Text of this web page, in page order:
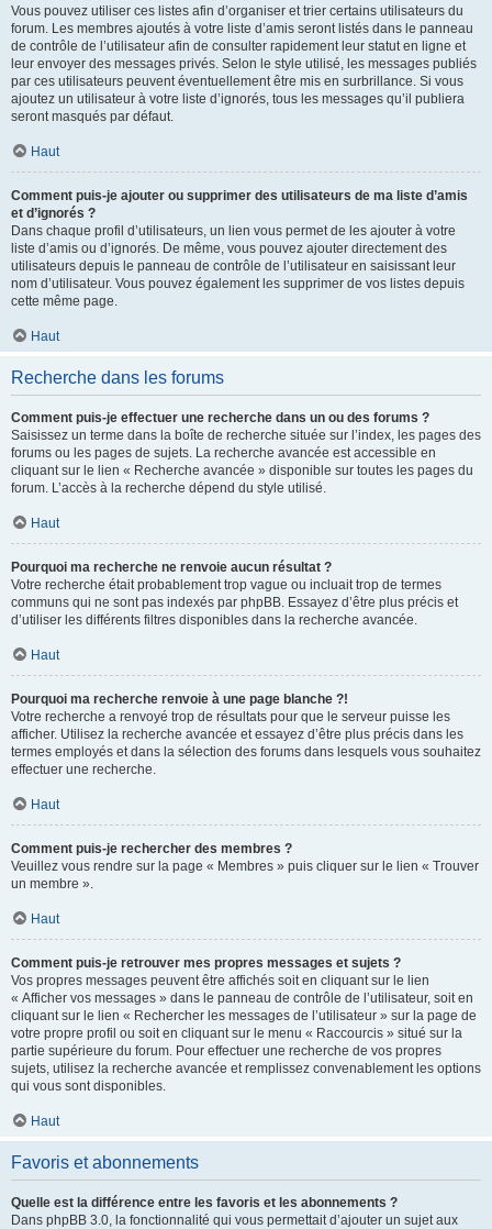
Vous pouvez utiliser ces listes afin d’organiser et trier certains utilisateurs du
forum. Les membres ajoutés à votre liste d’amis seront listés dans le panneau
de contrôle de l’utilisateur afin de consulter rapidement leur statut en ligne et
leur envoyer des messages privés. Selon le style utilisé, les messages publiés
par ces utilisateurs peuvent éventuellement être mis en surbrillance. Si vous
ajoutez un utilisateur à votre liste d’ignorés, tous les messages qu’il publiera
seront masqués par défaut.
Haut
Comment puis-je ajouter ou supprimer des utilisateurs de ma liste d’amis
et d’ignorés ?
Dans chaque profil d’utilisateurs, un lien vous permet de les ajouter à votre
liste d’amis ou d’ignorés. De même, vous pouvez ajouter directement des
utilisateurs depuis le panneau de contrôle de l’utilisateur en saisissant leur
nom d’utilisateur. Vous pouvez également les supprimer de vos listes depuis
cette même page.
Haut
Recherche dans les forums
Comment puis-je effectuer une recherche dans un ou des forums ?
Saisissez un terme dans la boîte de recherche située sur l’index, les pages des
forums ou les pages de sujets. La recherche avancée est accessible en
cliquant sur le lien « Recherche avancée » disponible sur toutes les pages du
forum. L’accès à la recherche dépend du style utilisé.
Haut
Pourquoi ma recherche ne renvoie aucun résultat ?
Votre recherche était probablement trop vague ou incluait trop de termes
communs qui ne sont pas indexés par phpBB. Essayez d’être plus précis et
d’utiliser les différents filtres disponibles dans la recherche avancée.
Haut
Pourquoi ma recherche renvoie à une page blanche ?!
Votre recherche a renvoyé trop de résultats pour que le serveur puisse les
afficher. Utilisez la recherche avancée et essayez d’être plus précis dans les
termes employés et dans la sélection des forums dans lesquels vous souhaitez
effectuer une recherche.
Haut
Comment puis-je rechercher des membres ?
Veuillez vous rendre sur la page « Membres » puis cliquer sur le lien « Trouver
un membre ».
Haut
Comment puis-je retrouver mes propres messages et sujets ?
Vos propres messages peuvent être affichés soit en cliquant sur le lien
« Afficher vos messages » dans le panneau de contrôle de l’utilisateur, soit en
cliquant sur le lien « Rechercher les messages de l’utilisateur » sur la page de
votre propre profil ou soit en cliquant sur le menu « Raccourcis » situé sur la
partie supérieure du forum. Pour effectuer une recherche de vos propres
sujets, utilisez la recherche avancée et remplissez convenablement les options
qui vous sont disponibles.
Haut
Favoris et abonnements
Quelle est la différence entre les favoris et les abonnements ?
Dans phpBB 3.0, la fonctionnalité qui vous permettait d’ajouter un sujet aux